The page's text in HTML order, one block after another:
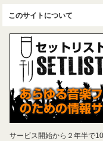
このサイトについて
サービス開始から２年半で